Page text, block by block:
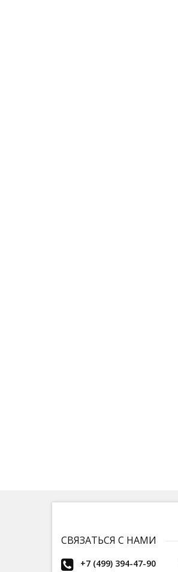
СВЯЗАТЬСЯ С НАМИ
+7 (499) 394-47-90